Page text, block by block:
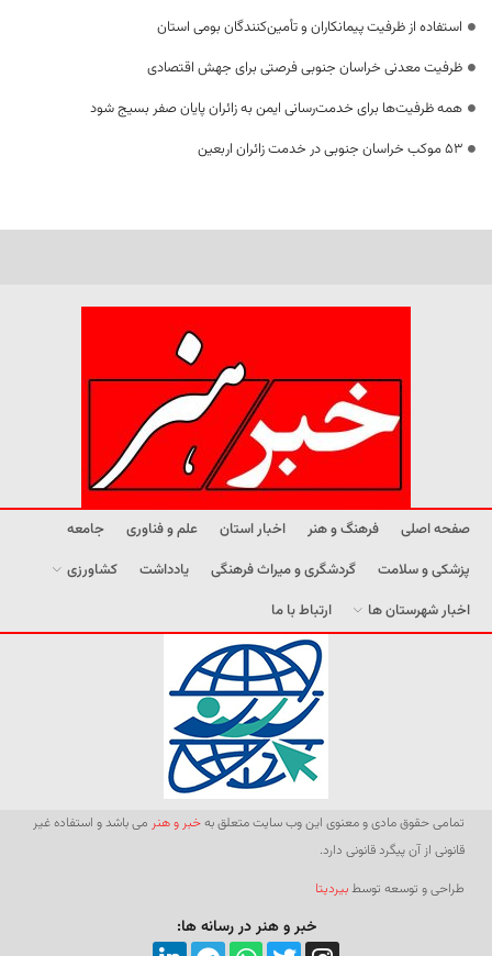
استفاده از ظرفیت پیمانکاران و تأمین‌کنندگان بومی استان
ظرفیت معدنی خراسان جنوبی فرصتی برای جهش اقتصادی
همه ظرفیت‌ها برای خدمت‌رسانی ایمن به زائران پایان صفر بسیج شود
53 موکب خراسان جنوبی در خدمت زائران اربعین
صفحه اصلی فرهنگ و هنر اخبار استان علم و فناوری
جامعه
پزشکی و سلامت
گردشگری و میراث فرهنگی یادداشت
کشاورزی
اخبار شهرستان ها
ارتباط با ما
تمامی حقوق مادی و معنوی این وب سایت متعلق بهخبر و هنر می باشد و استفاده غیر
قانونی از آن پیگرد قانونی دارد.
طراحی و توسعه توسطبیردیتا
خبر و هنر در رسانه ها: